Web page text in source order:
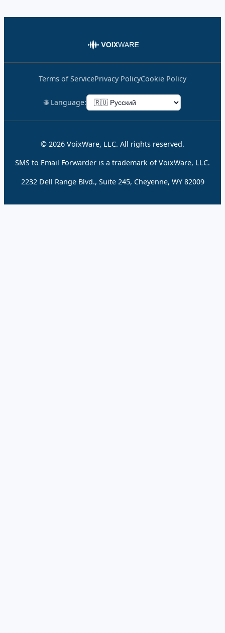
Terms of ServicePrivacy PolicyCookie Policy
🌐 Language:
© 2026 VoixWare, LLC. All rights reserved.
SMS to Email Forwarder is a trademark of VoixWare, LLC.
2232 Dell Range Blvd., Suite 245, Cheyenne, WY 82009